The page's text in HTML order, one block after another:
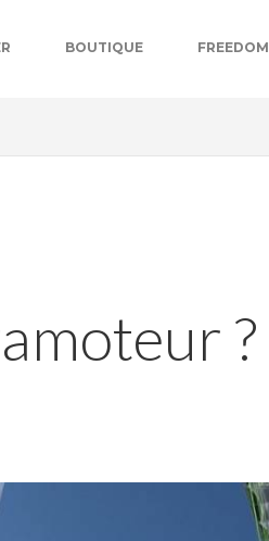
BOUTIQUE FREEDOM
?